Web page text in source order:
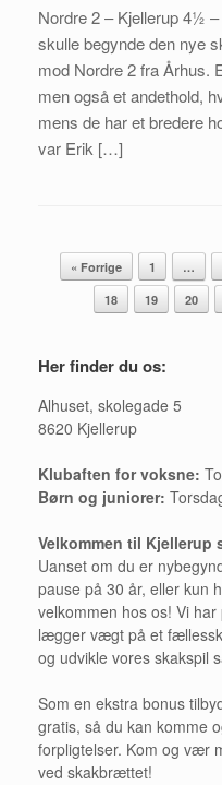
Nordre 2 – Kjellerup 4½
skulle begynde den nye
mod Nordre 2 fra Århus.
men også et andethold,
mens de har et bredere
var Erik […]
Artikel navigation
« Forrige 1 …
18
19 20
Her finder du os:
Alhuset, skolegade 5
8620 Kjellerup
Klubaften for voksne:
Børn og juniorer:
Velkommen til Kjellerup
Uanset om du er
pause på 30 år, eller kun
velkommen hos os! Vi
lægger vægt på et
og udvikle vores skakspil
Som en ekstra bonus
gratis, så du kan komme
forpligtelser. Kom og vær
ved skakbrættet!